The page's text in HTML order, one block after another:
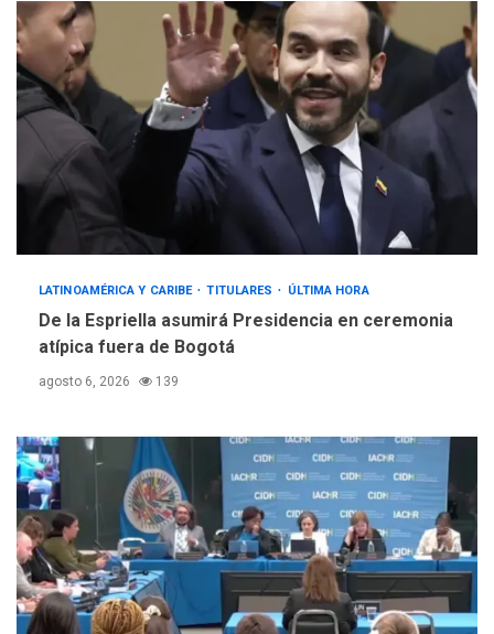
LATINOAMÉRICA Y CARIBE TITULARES ÚLTIMA HORA
De la Espriella asumirá Presidencia en ceremonia
atípica fuera de Bogotá
agosto 6, 2026 139